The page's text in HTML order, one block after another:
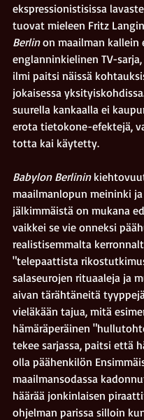
ekspressionistisissa
tuovat mieleen Fritz
Berlin on maailman kallein
englanninkielinen TV-
ilmi paitsi näissä
jokaisessa
suurella kankaalla ei
erota tietokone-efektejä,
totta kai käytetty.
Babylon Berlinin
maailmanlopun meininki
jälkimmäistä on mukana
vaikkei se vie onneksi
realistisemmalta
"telepaattista
salaseurojen rituaaleja ja
aivan tärähtäneitä
vieläkään tajua, mitä
hämäräperäinen
tekee sarjassa, paitsi että
olla päähenkilön
maailmansodassa
häärää jonkinlaisen
ohjelman parissa silloin